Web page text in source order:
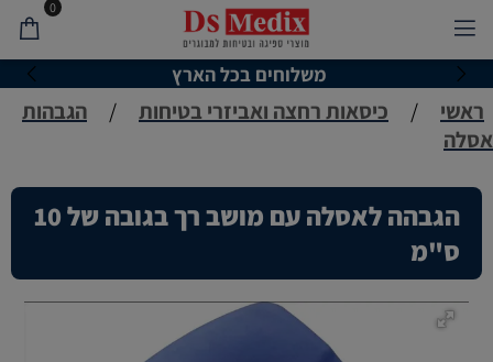
משלוחים בכל הארץ
0
ראשי / כיסאות רחצה ואביזרי בטיחות /
הגבהות
אסלה
הגבהה לאסלה עם מושב רך בגובה של 10
ס"מ